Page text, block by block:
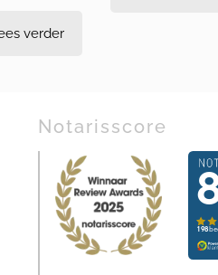
verder
Notarisscore